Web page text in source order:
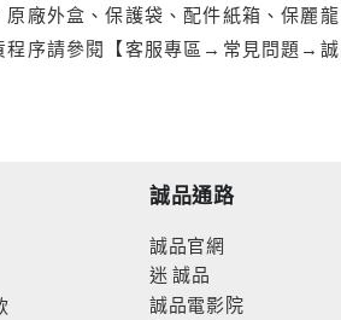
原廠外盒、保護袋、配件紙箱、保麗
程序請參閱【客服專區→常見問題→誠
誠品通路
誠品官網
迷 誠品
誠品電影院